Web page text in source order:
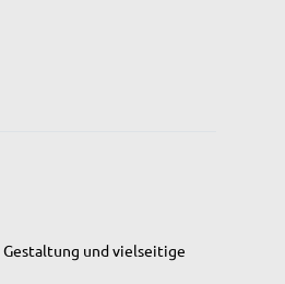
Gestaltung und vielseitige